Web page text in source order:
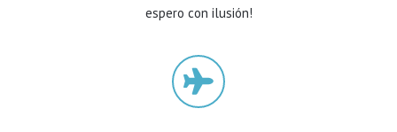
espero con ilusión!